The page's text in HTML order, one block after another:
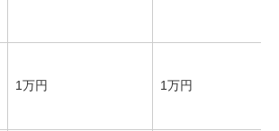
1万円 1万円